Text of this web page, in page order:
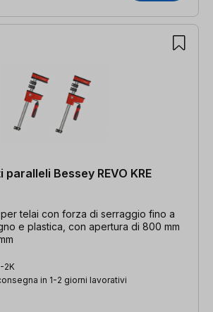
Bessey REVO KRE
telai con forza di serraggio fino a
e plastica, con apertura di 800 mm
2K
in 1-2 giorni lavorativi